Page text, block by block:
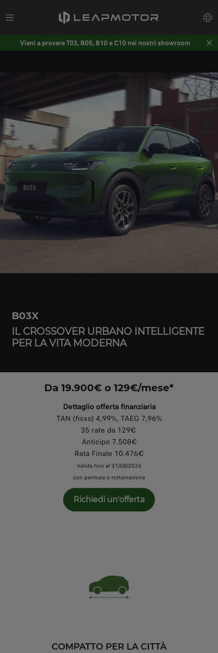
Vieni a provare T03, B05, B10 e C10 nei nostri showroom
B03X
IL CROSSOVER URBANO INTELLIGENTE
PER LA VITA MODERNA
Da 19.900€ o 129€/mese*
Dettaglio offerta finanziaria
TAN (fisso) 4,99%, TAEG 7,96%
35 rate da 129€
Anticipo 7.508€
Rata Finale 10.476€
Valida fino al 31/08/2026
con permuta o rottamazione
Richiedi un'offerta
COMPATTO PER LA CITTÀ